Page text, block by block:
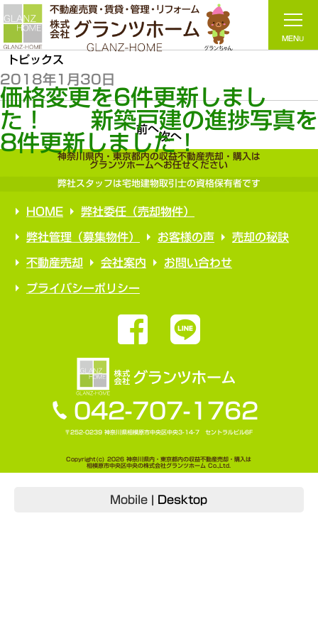
トピックス
2018年1月30日
価格変更を6件更新しまし
た！ 新築戸建の進捗写真を
8件更新しました！
前へ
次へ
神奈川県内・東京都内の収益不動産売却・購入は
グランツホームへお任せください
弊社スタッフは宅地建物取引士の資格保有者です
HOME 弊社委任（売却物件）
弊社管理（募集物件） お客様の声 売却の秘訣
不動産売却 会社案内 お問い合わせ
プライバシーポリシー
042-707-1762
〒252-0239 神奈川県相模原市中央区中央3-14-7 セントラルビル6F
Copyright(c) 2026 神奈川県内・東京都内の収益不動産売却・購入は
相模原市中央区中央の株式会社グランツホーム Co.,Ltd.
Mobile Desktop